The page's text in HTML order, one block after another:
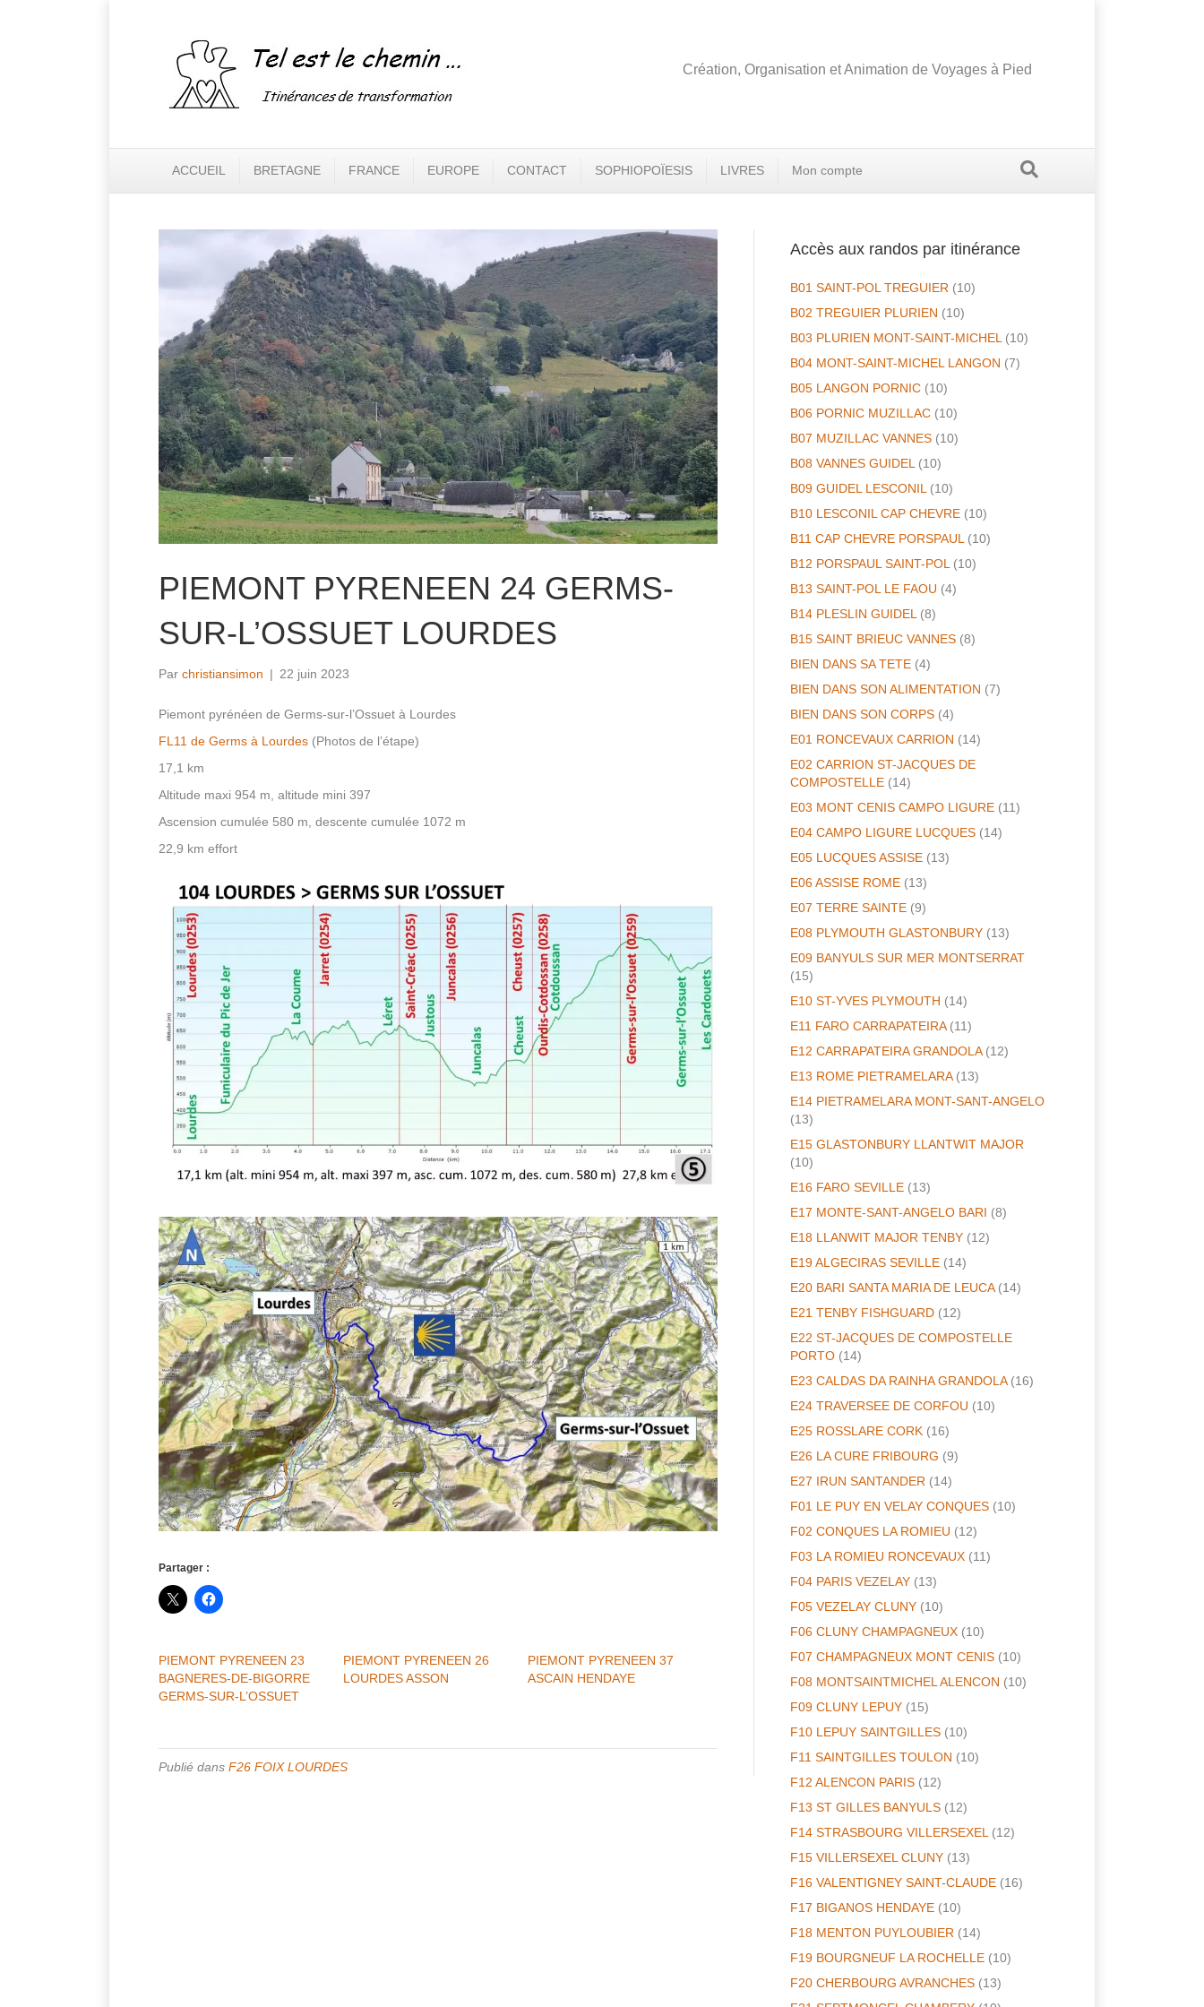
Création, Organisation et Animation de Voyages à Pied
ACCUEIL BRETAGNE FRANCE EUROPE CONTACT SOPHIOPOÏESIS LIVRES Mon compte
PIEMONT PYRENEEN 24 GERMS-
SUR-L’OSSUET LOURDES
Par christiansimon | 22 juin 2023
Piemont pyrénéen de Germs-sur-l’Ossuet à Lourdes
FL11 de Germs à Lourdes (Photos de l’étape)
17,1 km
Altitude maxi 954 m, altitude mini 397
Ascension cumulée 580 m, descente cumulée 1072 m
22,9 km effort
Partager :
PIEMONT PYRENEEN 23
BAGNERES-DE-BIGORRE
GERMS-SUR-L’OSSUET
PIEMONT PYRENEEN 26
LOURDES ASSON
PIEMONT PYRENEEN 37
ASCAIN HENDAYE
Publié dans F26 FOIX LOURDES
Accès aux randos par itinérance
B01 SAINT-POL TREGUIER (10)
B02 TREGUIER PLURIEN (10)
B03 PLURIEN MONT-SAINT-MICHEL (10)
B04 MONT-SAINT-MICHEL LANGON (7)
B05 LANGON PORNIC (10)
B06 PORNIC MUZILLAC (10)
B07 MUZILLAC VANNES (10)
B08 VANNES GUIDEL (10)
B09 GUIDEL LESCONIL (10)
B10 LESCONIL CAP CHEVRE (10)
B11 CAP CHEVRE PORSPAUL (10)
B12 PORSPAUL SAINT-POL (10)
B13 SAINT-POL LE FAOU (4)
B14 PLESLIN GUIDEL (8)
B15 SAINT BRIEUC VANNES (8)
BIEN DANS SA TETE (4)
BIEN DANS SON ALIMENTATION (7)
BIEN DANS SON CORPS (4)
E01 RONCEVAUX CARRION (14)
E02 CARRION ST-JACQUES DE
COMPOSTELLE (14)
E03 MONT CENIS CAMPO LIGURE (11)
E04 CAMPO LIGURE LUCQUES (14)
E05 LUCQUES ASSISE (13)
E06 ASSISE ROME (13)
E07 TERRE SAINTE (9)
E08 PLYMOUTH GLASTONBURY (13)
E09 BANYULS SUR MER MONTSERRAT
(15)
E10 ST-YVES PLYMOUTH (14)
E11 FARO CARRAPATEIRA(11)
E12 CARRAPATEIRA GRANDOLA(12)
E13 ROME PIETRAMELARA(13)
E14 PIETRAMELARA MONT-SANT-ANGELO
(13)
E15 GLASTONBURY LLANTWIT MAJOR
(10)
E16 FARO SEVILLE (13)
E17 MONTE-SANT-ANGELO BARI (8)
E18 LLANWIT MAJOR TENBY (12)
E19 ALGECIRAS SEVILLE (14)
E20 BARI SANTA MARIA DE LEUCA(14)
E21 TENBY FISHGUARD (12)
E22 ST-JACQUES DE COMPOSTELLE
PORTO (14)
E23 CALDAS DA RAINHA GRANDOLA(16)
E24 TRAVERSEE DE CORFOU (10)
E25 ROSSLARE CORK (16)
E26 LA CURE FRIBOURG (9)
E27 IRUN SANTANDER (14)
F01 LE PUY EN VELAY CONQUES (10)
F02 CONQUES LA ROMIEU (12)
F03 LA ROMIEU RONCEVAUX (11)
F04 PARIS VEZELAY (13)
F05 VEZELAY CLUNY (10)
F06 CLUNY CHAMPAGNEUX (10)
F07 CHAMPAGNEUX MONT CENIS (10)
F08 MONTSAINTMICHEL ALENCON (10)
F09 CLUNY LEPUY (15)
F10 LEPUY SAINTGILLES (10)
F11 SAINTGILLES TOULON (10)
F12 ALENCON PARIS (12)
F13 ST GILLES BANYULS (12)
F14 STRASBOURG VILLERSEXEL (12)
F15 VILLERSEXEL CLUNY (13)
F16 VALENTIGNEY SAINT-CLAUDE (16)
F17 BIGANOS HENDAYE (10)
F18 MENTON PUYLOUBIER (14)
F19 BOURGNEUF LA ROCHELLE (10)
F20 CHERBOURG AVRANCHES (13)